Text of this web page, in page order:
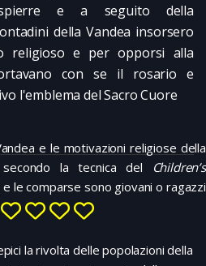
e a seguito della
della Vandea insorsero
religioso e per opporsi alla
con se il rosario e
l'emblema del Sacro Cuore
e le motivazioni religiose della
la tecnica del
Children’s
le comparse sono giovani o ragazzi
la rivolta delle popolazioni della